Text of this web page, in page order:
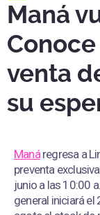
Maná
venta
su
Manáregresa a
preventa
junio a las 10:00
general iniciará el